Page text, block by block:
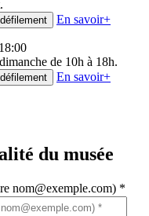
En savoir+
de 10h à 18h.
En savoir+
du musée
nom@exemple.com) *